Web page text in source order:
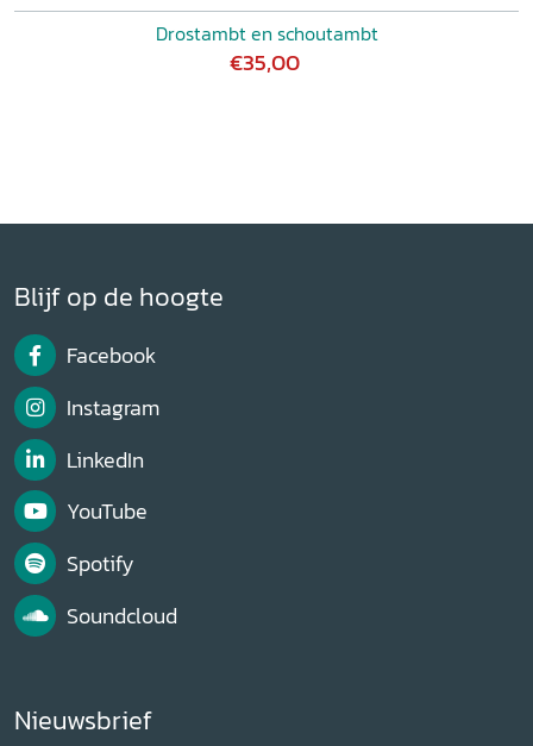
Drostambt en schoutambt
€35,00
Blijf op de hoogte
Facebook
Instagram
LinkedIn
YouTube
Spotify
Soundcloud
Nieuwsbrief